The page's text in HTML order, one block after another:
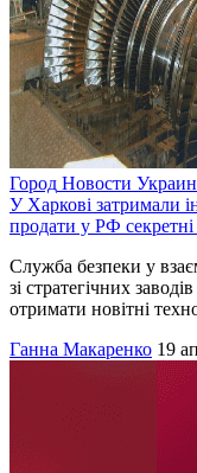
Город Новости
У Харкові затримали
продати у РФ секретні
Служба безпеки у
зі стратегічних
отримати новітні
Ганна Макаренко 19